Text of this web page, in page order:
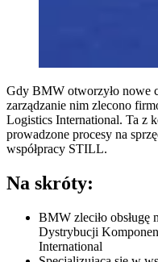
Gdy BMW otworzyło nowe
zarządzanie nim zlecono
Logistics International. Ta z
prowadzone procesy na
współpracy STILL.
Na skróty:
BMW zleciło obsługę
Dystrybucji
International